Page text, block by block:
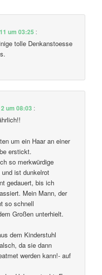
um 03:25 :
tolle Denkanstoesse
um 08:03 :
um ein Haar an einer
erstickt.
so merkwürdige
ist dunkelrot
gedauert, bis ich
Mein Mann, der
so schnell
Großen unterhielt.
dem Kinderstuhl
da sie dann
werden kann!- auf